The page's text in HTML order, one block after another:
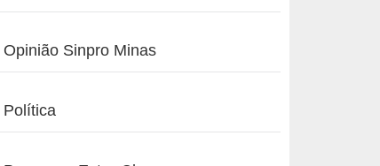
Opinião Sinpro Minas
Política